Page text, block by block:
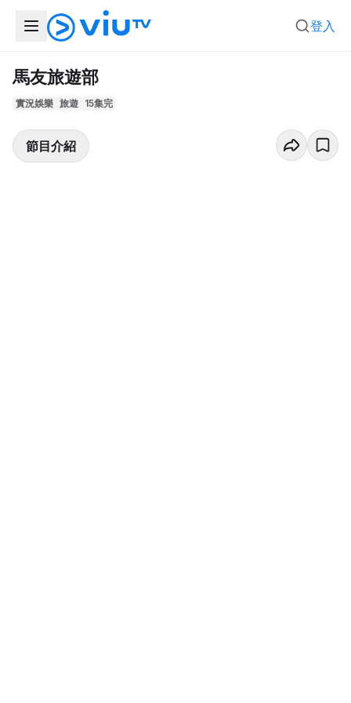
登入
馬友旅遊部
實況娛樂 旅遊 15集完
節目介紹